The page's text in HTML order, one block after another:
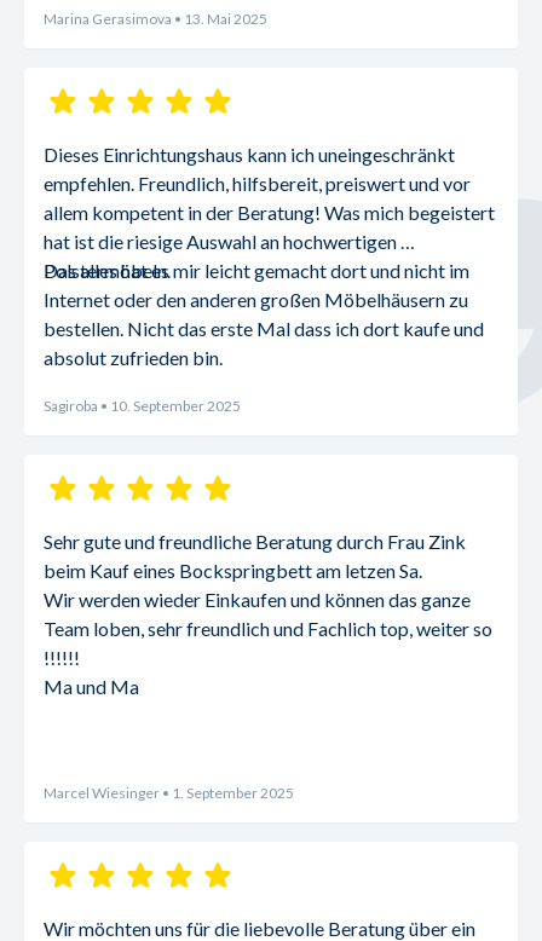
Marina Gerasimova • 13. Mai 2025
Dieses Einrichtungshaus kann ich uneingeschränkt
empfehlen. Freundlich, hilfsbereit, preiswert und vor
allem kompetent in der Beratung! Was mich begeistert
hat ist die riesige Auswahl an hochwertigen
Polstermöbeln.
Das alles hat es mir leicht gemacht dort und nicht im
Internet oder den anderen großen Möbelhäusern zu
bestellen. Nicht das erste Mal dass ich dort kaufe und
absolut zufrieden bin.
Sagiroba • 10. September 2025
Sehr gute und freundliche Beratung durch Frau Zink
beim Kauf eines Bockspringbett am letzen Sa.
Wir werden wieder Einkaufen und können das ganze
Team loben, sehr freundlich und Fachlich top, weiter so
!!!!!!
Ma und Ma
Marcel Wiesinger • 1. September 2025
Wir möchten uns für die liebevolle Beratung über ein